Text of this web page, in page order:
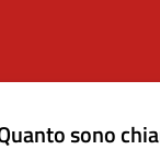
sono